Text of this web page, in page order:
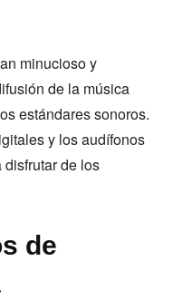
minucioso y
de la música
estándares sonoros.
y los audífonos
de los
de